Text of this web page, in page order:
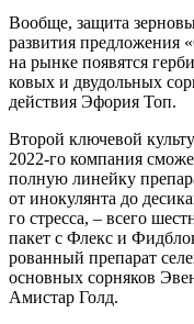
Вооб­ще, защи­та
раз­ви­тия
на рын­ке появят­ся
ко­вых и дву­доль­ных
дей­ствия Эфо­рия Топ.
Вто­рой клю­че­вой
2022-го ком­па­ния
пол­ную линей­ку
от ино­ку­лян­та до
го стрес­са, – все­го
пакет с Флекс и
ро­ван­ный пре­па­рат
основ­ных сор­ня­ков
Ами­стар Голд.